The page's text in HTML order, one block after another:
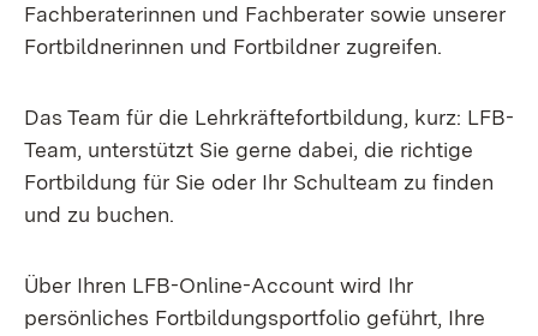
Fachberaterinnen und Fachberater sowie unserer
Fortbildnerinnen und Fortbildner zugreifen.
Das Team für die Lehrkräftefortbildung, kurz: LFB-
Team, unterstützt Sie gerne dabei, die richtige
Fortbildung für Sie oder Ihr Schulteam zu finden
und zu buchen.
Über Ihren LFB-Online-Account wird Ihr
persönliches Fortbildungsportfolio geführt, Ihre